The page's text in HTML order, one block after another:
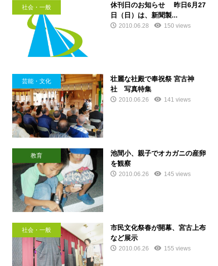
社会・一般
休刊日のお知らせ 昨日6月27
日（日）は、新聞製...
2010.06.28 150 views
芸能・文化
壮麗な社殿で奉祝祭 宮古神
社 写真特集
2010.06.26 141 views
教育
池間小、親子でオカガニの産卵
を観察
2010.06.26 145 views
社会・一般
市民文化祭春が開幕、宮古上布
など展示
2010.06.26 155 views